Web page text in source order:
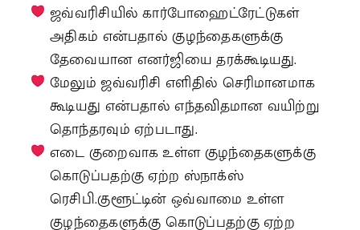
ஜவ்வரிசியில் கார்போஹைட்ரேட்டுகள்
அதிகம் என்பதால் குழந்தைகளுக்கு
தேவையான எனர்ஜியை தரக்கூடியது.
மேலும் ஜவ்வரிசி எளிதில் செரிமானமாக
கூடியது என்பதால் எந்தவிதமான வயிற்று
தொந்தரவும் ஏற்படாது.
எடை குறைவாக உள்ள குழந்தைகளுக்கு
கொடுப்பதற்கு ஏற்ற ஸ்நாக்ஸ்
ரெசிபி.குளூட்டின் ஒவ்வாமை உள்ள
குழந்தைகளுக்கு கொடுப்பதற்கு ஏற்ற